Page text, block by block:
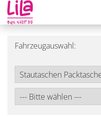
Fahrzeugauswahl: